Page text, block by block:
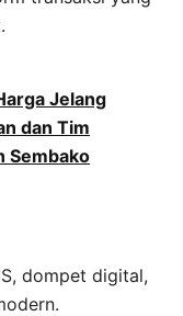
Jelang
dan Tim
Sembako
dompet digital,